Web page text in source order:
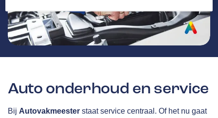
Auto onderhoud en service
Bij Autovakmeester staat service centraal. Of het nu gaat